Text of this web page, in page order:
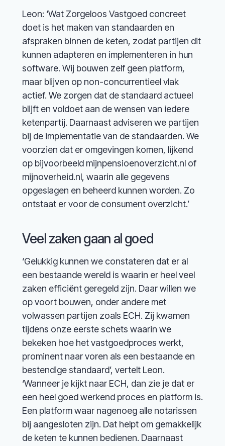
Leon: ‘Wat Zorgeloos Vastgoed concreet
doet is het maken van standaarden en
afspraken binnen de keten, zodat partijen dit
kunnen adapteren en implementeren in hun
software. Wij bouwen zelf geen platform,
maar blijven op non-concurrentieel vlak
actief. We zorgen dat de standaard actueel
blijft en voldoet aan de wensen van iedere
ketenpartij. Daarnaast adviseren we partijen
bij de implementatie van de standaarden. We
voorzien dat er omgevingen komen, lijkend
op bijvoorbeeld mijnpensioenoverzicht.nl of
mijnoverheid.nl, waarin alle gegevens
opgeslagen en beheerd kunnen worden. Zo
ontstaat er voor de consument overzicht.’
Veel zaken gaan al goed
‘Gelukkig kunnen we constateren dat er al
een bestaande wereld is waarin er heel veel
zaken efficiënt geregeld zijn. Daar willen we
op voort bouwen, onder andere met
volwassen partijen zoals ECH. Zij kwamen
tijdens onze eerste schets waarin we
bekeken hoe het vastgoedproces werkt,
prominent naar voren als een bestaande en
bestendige standaard’, vertelt Leon.
‘Wanneer je kijkt naar ECH, dan zie je dat er
een heel goed werkend proces en platform is.
Een platform waar nagenoeg alle notarissen
bij aangesloten zijn. Dat helpt om gemakkelijk
de keten te kunnen bedienen. Daarnaast